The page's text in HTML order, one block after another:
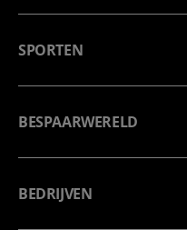
SPORTEN
BESPAARWERELD
BEDRIJVEN